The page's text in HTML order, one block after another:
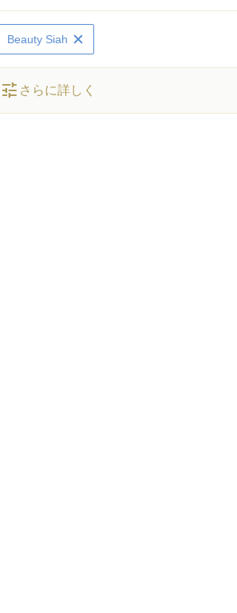
Beauty Siah
tune さらに詳しく